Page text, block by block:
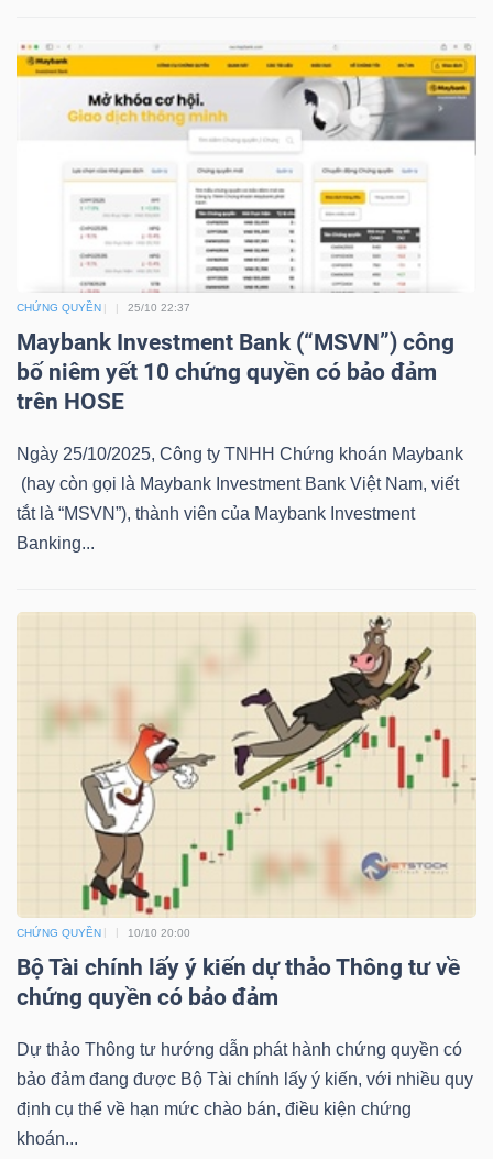
CHỨNG QUYỀN 25/10 22:37
Maybank Investment Bank (“MSVN”) công
bố niêm yết 10 chứng quyền có bảo đảm
trên HOSE
Ngày 25/10/2025, Công ty TNHH Chứng khoán Maybank
(hay còn gọi là Maybank Investment Bank Việt Nam, viết
tắt là “MSVN”), thành viên của Maybank Investment
Banking...
CHỨNG QUYỀN 10/10 20:00
Bộ Tài chính lấy ý kiến dự thảo Thông tư về
chứng quyền có bảo đảm
Dự thảo Thông tư hướng dẫn phát hành chứng quyền có
bảo đảm đang được Bộ Tài chính lấy ý kiến, với nhiều quy
định cụ thể về hạn mức chào bán, điều kiện chứng
khoán...
XUẤT
LIỆU
Ngành
VS-
SECTOR
NĂNG
LƯỢNG
VẬT
LIỆU
NGHIỆP
TIÊU
DÙNG
KHÔNG
THIẾT